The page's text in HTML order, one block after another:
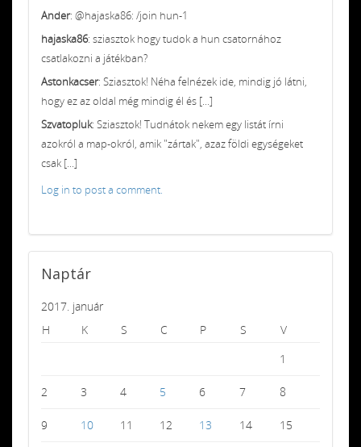
Ander: @hajaska86: /join hun-1
hajaska86: sziasztok hogy tudok a hun csatornához
csatlakozni a játékban?
Astonkacser: Sziasztok! Néha felnézek ide, mindig jó látni,
hogy ez az oldal még mindig él és [...]
Szvatopluk: Sziasztok! Tudnátok nekem egy listát írni
azokról a map-okról, amik "zártak", azaz földi egységeket
csak [...]
Log in to post a comment.
Naptár
2017. január
H
K S C P S
V
1
2 3 4 5 6 7 8
9 10 11 12 13 14 15